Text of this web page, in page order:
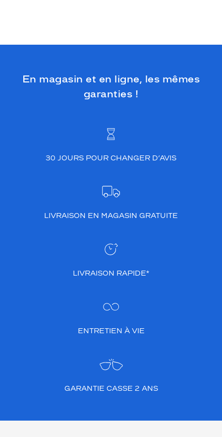
En magasin et en ligne, les mêmes
garanties !
30 JOURS POUR CHANGER D’AVIS
LIVRAISON EN MAGASIN GRATUITE
LIVRAISON RAPIDE*
ENTRETIEN À VIE
GARANTIE CASSE 2 ANS